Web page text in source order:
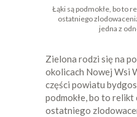
Łąki są podmokłe, bo to
ostatniego
jedna z
Zielona rodzi się na
okolicach Nowej Wsi
części powiatu
podmokłe, bo to relikt
ostatniego